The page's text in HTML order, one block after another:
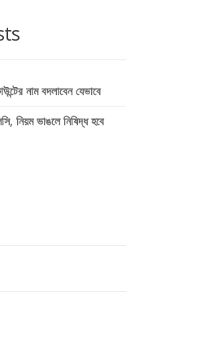
নাম বদলাবেন যেভাবে
নিয়ম ভাঙলে নিষিদ্ধ হবে